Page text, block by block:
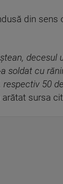
din
decesul
soldat cu
50
arătat sursa